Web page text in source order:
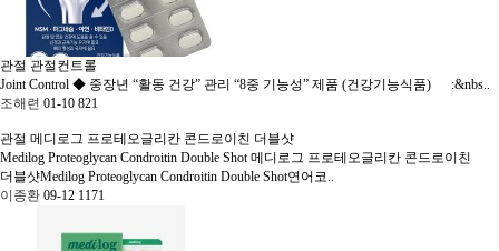
관절 관절컨트롤
Joint Control ◆ 중장년 “활동 건강” 관리 “8중 기능성” 제품 (건강기능식품) :&nbs..
조해련 01-10 821
관절 메디로그 프로테오글리칸 콘드로이친 더블샷
Medilog Proteoglycan Condroitin Double Shot 메디로그 프로테오글리칸 콘드로이친
더블샷Medilog Proteoglycan Condroitin Double Shot연어코..
이종환 09-12 1171